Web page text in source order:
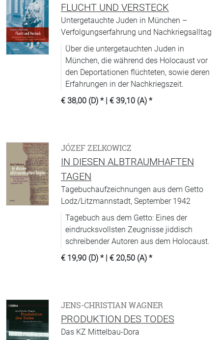
FLUCHT UND VERSTECK
Untergetauchte Juden in München –
Verfolgungserfahrung und Nachkriegsalltag
Über die untergetauchten Juden in
München, die während des Holocaust vor
den Deportationen flüchteten, sowie deren
Erfahrungen in der Nachkriegszeit.
€ 38,00 (D) * | € 39,10 (A) *
JÓZEF ZELKOWICZ
IN DIESEN ALBTRAUMHAFTEN
TAGEN
Tagebuchaufzeichnungen aus dem Getto
Lodz/Litzmannstadt, September 1942
Tagebuch aus dem Getto: Eines der
eindrucksvollsten Zeugnisse jiddisch
schreibender Autoren aus dem Holocaust.
€ 19,90 (D) * | € 20,50 (A) *
JENS-CHRISTIAN WAGNER
PRODUKTION DES TODES
Das KZ Mittelbau-Dora